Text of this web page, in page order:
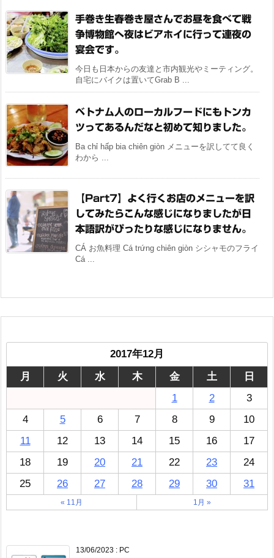
手巻き生春巻き屋さんでお昼を食べて戦
争博物館へ夜はビアホイに行って連夜の
宴会です。
今日も日本からの友達と市内観光やミーティング。
自宅にバイクは置いてGrab B ...
ベトナム人のローカルフードにもトンカ
ツってあるんだなと初めて知りました。
Ba chỉ hấp bia chiên giòn メニューを訳してて良く
わから ...
【Part7】よく行くお店のメニューを訳
してみたらこんな感じになりましたが日
本語訳がぴったりな感じになりません。
CÁ お魚料理 Cá trứng chiên giòn シシャモのフライ
Cá ...
2017年12月
月
火 水 木 金 土
日
1
2
3
4
5 6 7 8 9
10
11
12 13 14 15 16
17
18
19 20 21 22 23
24
25
26 27 28 29 30 31
« 11月 1月 »
13/06/2023 : PC